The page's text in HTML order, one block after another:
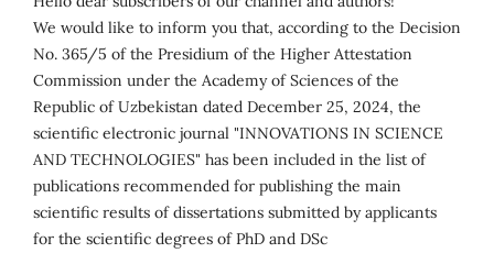
We would like to inform you that, according to the Decision
No. 365/5 of the Presidium of the Higher Attestation
Commission under the Academy of Sciences of the
Republic of Uzbekistan dated December 25, 2024, the
scientific electronic journal "INNOVATIONS IN SCIENCE
AND TECHNOLOGIES" has been included in the list of
publications recommended for publishing the main
scientific results of dissertations submitted by applicants
for the scientific degrees of PhD and DSc